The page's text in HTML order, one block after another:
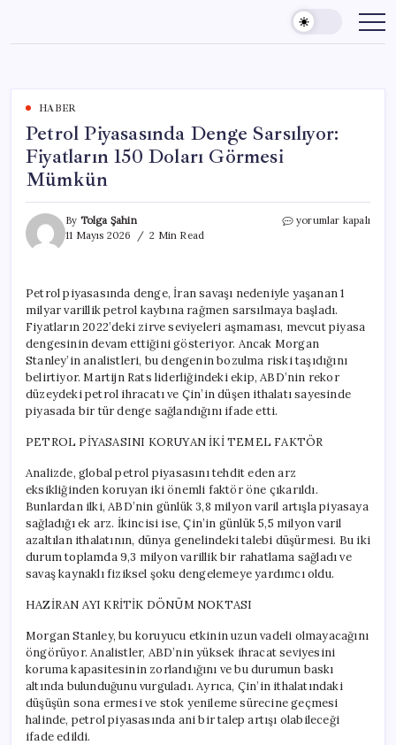
content
HABER
Petrol Piyasasında Denge Sarsılıyor:
Fiyatların 150 Doları Görmesi
Mümkün
By Tolga Şahin
11 Mayıs 2026
2 Min Read
Petrol
150
Doları
Görmesi
Mümkün
için
yorumlar kapalı
Petrol piyasasında denge, İran savaşı nedeniyle yaşanan 1
milyar varillik petrol kaybına rağmen sarsılmaya başladı.
Fiyatların 2022’deki zirve seviyeleri aşmaması, mevcut piyasa
dengesinin devam ettiğini gösteriyor. Ancak Morgan
Stanley’in analistleri, bu dengenin bozulma riski taşıdığını
belirtiyor. Martijn Rats liderliğindeki ekip, ABD’nin rekor
düzeydeki petrol ihracatı ve Çin’in düşen ithalatı sayesinde
piyasada bir tür denge sağlandığını ifade etti.
PETROL PİYASASINI KORUYAN İKİ TEMEL FAKTÖR
Analizde, global petrol piyasasını tehdit eden arz
eksikliğinden koruyan iki önemli faktör öne çıkarıldı.
Bunlardan ilki, ABD’nin günlük 3,8 milyon varil artışla piyasaya
sağladığı ek arz. İkincisi ise, Çin’in günlük 5,5 milyon varil
azaltılan ithalatının, dünya genelindeki talebi düşürmesi. Bu iki
durum toplamda 9,3 milyon varillik bir rahatlama sağladı ve
savaş kaynaklı fiziksel şoku dengelemeye yardımcı oldu.
HAZİRAN AYI KRİTİK DÖNÜM NOKTASI
Morgan Stanley, bu koruyucu etkinin uzun vadeli olmayacağını
öngörüyor. Analistler, ABD’nin yüksek ihracat seviyesini
koruma kapasitesinin zorlandığını ve bu durumun baskı
altında bulunduğunu vurguladı. Ayrıca, Çin’in ithalatındaki
düşüşün sona ermesi ve stok yenileme sürecine geçmesi
halinde, petrol piyasasında ani bir talep artışı olabileceği
ifade edildi.